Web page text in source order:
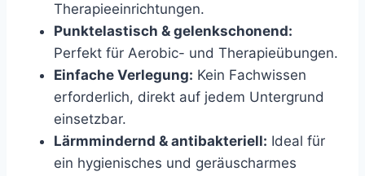
Therapieeinrichtungen.
Punktelastisch & gelenkschonend:
Perfekt für Aerobic- und Therapieübungen.
Einfache Verlegung: Kein Fachwissen
erforderlich, direkt auf jedem Untergrund
einsetzbar.
Lärmmindernd & antibakteriell: Ideal für
ein hygienisches und geräuscharmes